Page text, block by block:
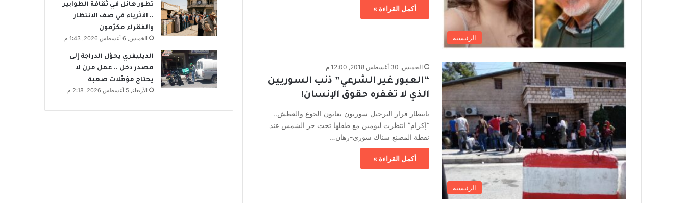
الرئيسية
أكمل القراءة »
الرئيسية
الخميس, 30 أغسطس 2018, 12:00 م
“العبور غير الشرعي” ذنب السوريين
الذي لا تغفره حقوق الإنسان!
بانتظار قرار الترحيل سوريون يعانون الجوع والعطش..
“إكرام” انتظرت ليومين مع طفلها تحت حر الشمس عند
نقطة المصنع سناك سوري-رهان…
أكمل القراءة »
تطور هائل في ثقافة الطوابير
.. الأثرياء في صف الانتظار
والفقراء مكرّمون
الخميس, 6 أغسطس 2026, 1:43 م
الديليفري يحوّل الدراجة إلى
مصدر دخل .. عمل مرن لا
يحتاج مؤهّلات صعبة
الأربعاء, 5 أغسطس 2026, 2:18 م